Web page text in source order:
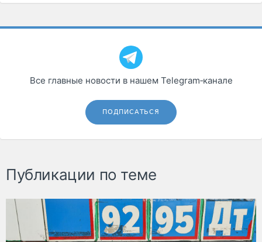
Все главные новости в нашем Telegram‑канале
ПОДПИСАТЬСЯ
Публикации по теме